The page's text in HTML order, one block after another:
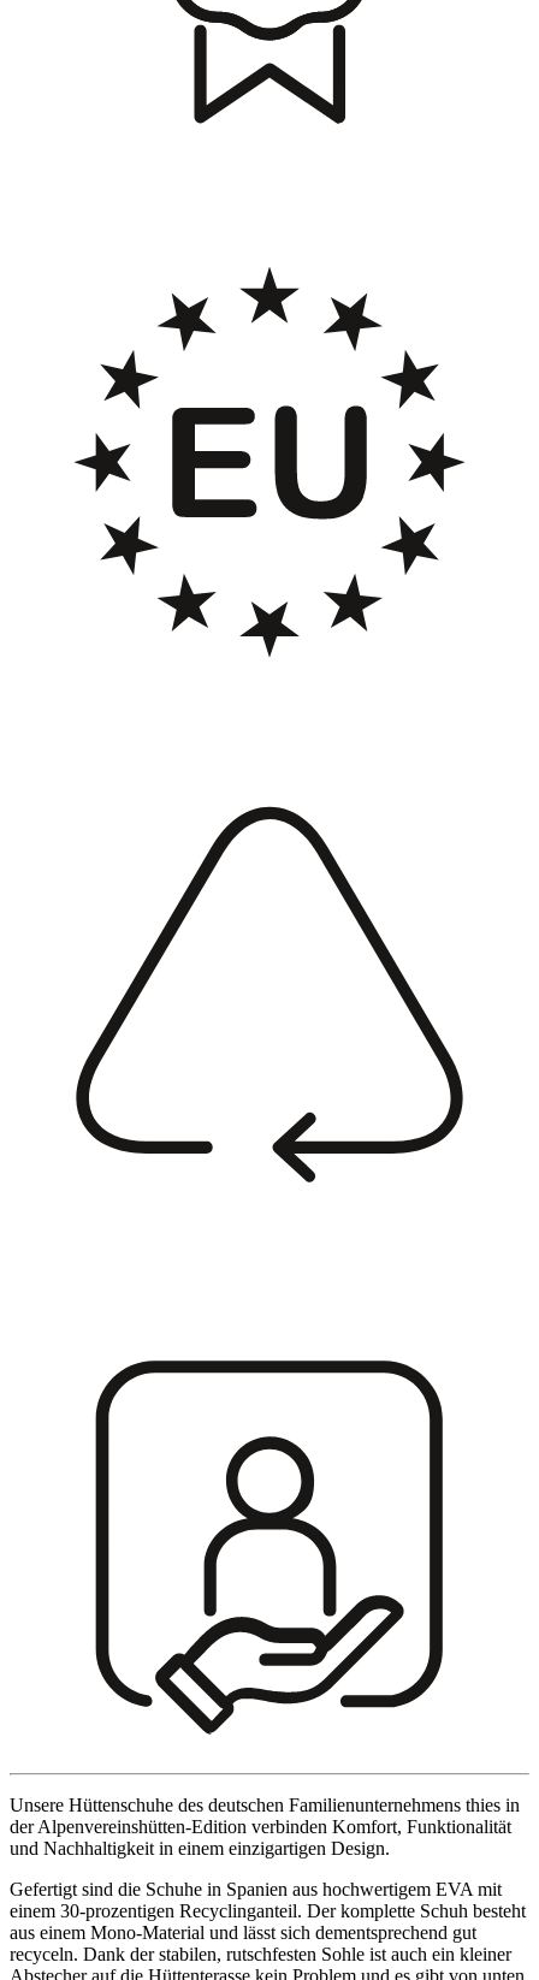
Unsere Hüttenschuhe des deutschen Familienunternehmens thies in
der Alpenvereinshütten-Edition verbinden Komfort, Funktionalität
und Nachhaltigkeit in einem einzigartigen Design.
Gefertigt sind die Schuhe in Spanien aus hochwertigem EVA mit
einem 30-prozentigen Recyclinganteil. Der komplette Schuh besteht
aus einem Mono-Material und lässt sich dementsprechend gut
recyceln. Dank der stabilen, rutschfesten Sohle ist auch ein kleiner
Abstecher auf die Hüttenterasse kein Problem und es gibt von unten